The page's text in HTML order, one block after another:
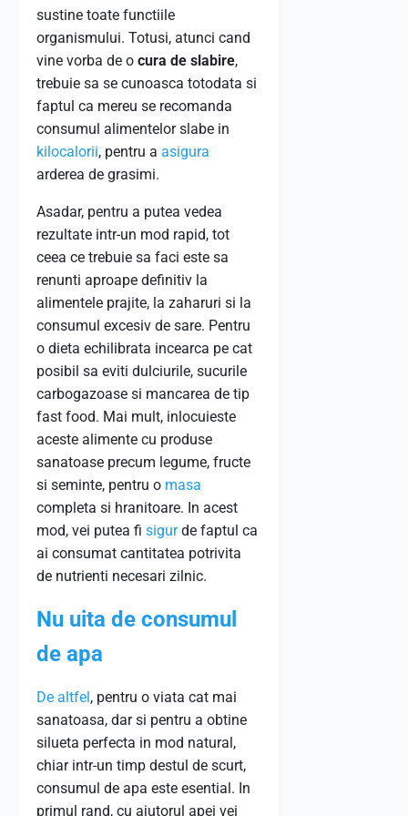
sustine toate functiile
organismului. Totusi, atunci cand
vine vorba de o cura de slabire,
trebuie sa se cunoasca totodata si
faptul ca mereu se recomanda
consumul alimentelor slabe in
kilocalorii, pentru a asigura
arderea de grasimi.
Asadar, pentru a putea vedea
rezultate intr-un mod rapid, tot
ceea ce trebuie sa faci este sa
renunti aproape definitiv la
alimentele prajite, la zaharuri si la
consumul excesiv de sare. Pentru
o dieta echilibrata incearca pe cat
posibil sa eviti dulciurile, sucurile
carbogazoase si mancarea de tip
fast food. Mai mult, inlocuieste
aceste alimente cu produse
sanatoase precum legume, fructe
si seminte, pentru o masa
completa si hranitoare. In acest
mod, vei putea fi sigurde faptul ca
ai consumat cantitatea potrivita
de nutrienti necesari zilnic.
Nu uita de consumul
de apa
De altfel, pentru o viata cat mai
sanatoasa, dar si pentru a obtine
silueta perfecta in mod natural,
chiar intr-un timp destul de scurt,
consumul de apa este esential. In
primul rand, cu ajutorul apei vei